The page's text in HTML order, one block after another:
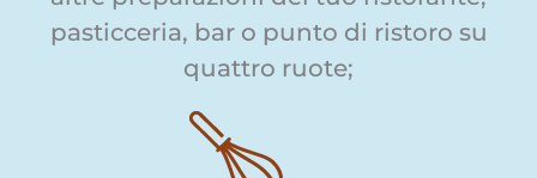
pasticceria, bar o punto di ristoro su
quattro ruote;